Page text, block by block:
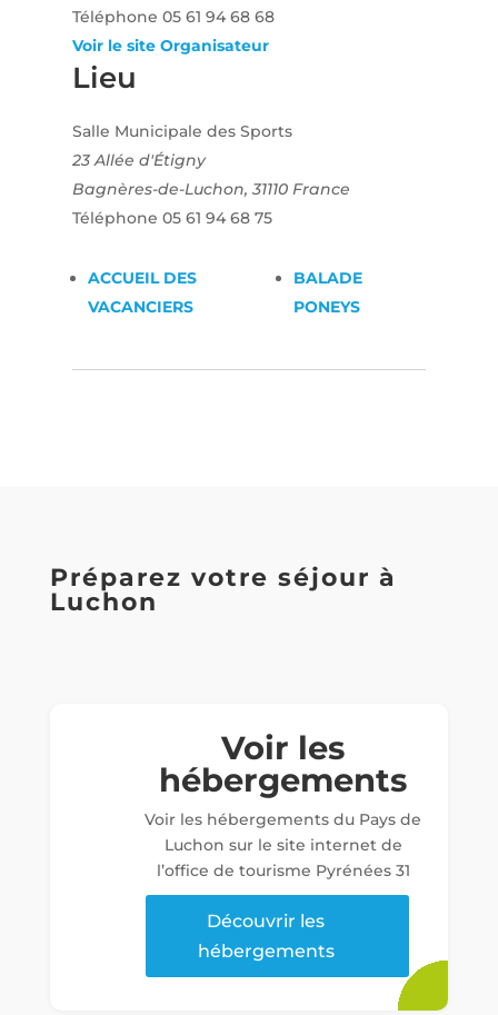
Lieu
Salle Municipale des Sports
23 Allée d'Étigny
Bagnères-de-Luchon, 31110 France
Téléphone 05 61 94 68 75
Téléphone 05 61 94 68 68
Voir le site Organisateur
ACCUEIL DES
VACANCIERS
BALADE
PONEYS
Préparez votre séjour à
Luchon
Voir les
hébergements
Voir les hébergements du Pays de
Luchon sur le site internet de
l’office de tourisme Pyrénées 31
Découvrir les
hébergements